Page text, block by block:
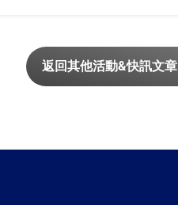
返回其他活動&快訊文章